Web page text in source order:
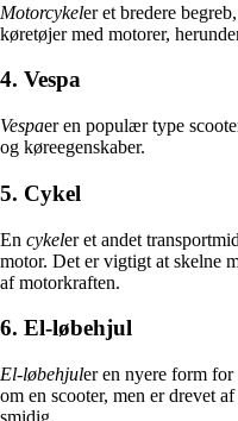
Motorcykeler et bredere
køretøjer med motorer,
4. Vespa
Vespaer en populær type
og køreegenskaber.
5. Cykel
En cykeler et andet
motor. Det er vigtigt at skelne
af motorkraften.
6. El-løbehjul
El-løbehjuler en nyere form
om en scooter, men er drevet
smidig.